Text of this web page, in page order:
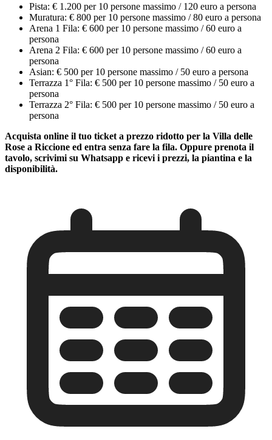
Pista: € 1.200 per 10 persone massimo / 120 euro a persona
Muratura: € 800 per 10 persone massimo / 80 euro a persona
Arena 1 Fila: € 600 per 10 persone massimo / 60 euro a
persona
Arena 2 Fila: € 600 per 10 persone massimo / 60 euro a
persona
Asian: € 500 per 10 persone massimo / 50 euro a persona
Terrazza 1° Fila: € 500 per 10 persone massimo / 50 euro a
persona
Terrazza 2° Fila: € 500 per 10 persone massimo / 50 euro a
persona
Acquista online il tuo ticket a prezzo ridotto per la Villa delle
Rose a Riccione ed entra senza fare la fila. Oppure prenota il
tavolo, scrivimi su Whatsapp e ricevi i prezzi, la piantina e la
disponibilità.